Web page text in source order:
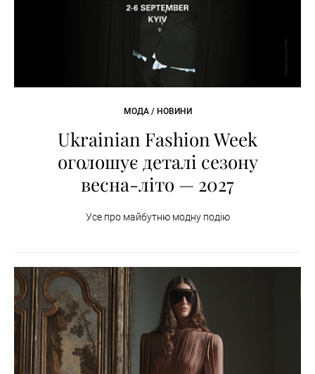
МОДА / НОВИНИ
Ukrainian Fashion Week
оголошує деталі сезону
весна-літо — 2027
Усе про майбутню модну подію